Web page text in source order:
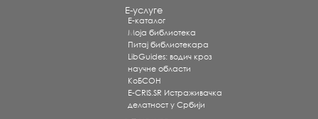
Е-услуге
Е-каталог
Моја библиотека
Питај библиотекара
LibGuides: водич кроз
научне области
КоБСОН
E-CRIS.SR Истраживачка
делатност у Србији